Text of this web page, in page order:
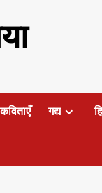
कविताएँ गद्य